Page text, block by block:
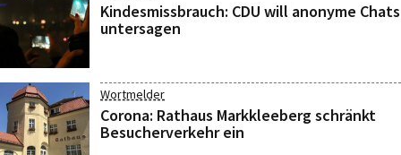
Kindesmissbrauch: CDU will anonyme Chats
untersagen
Wortmelder
Corona: Rathaus Markkleeberg schränkt
Besucherverkehr ein